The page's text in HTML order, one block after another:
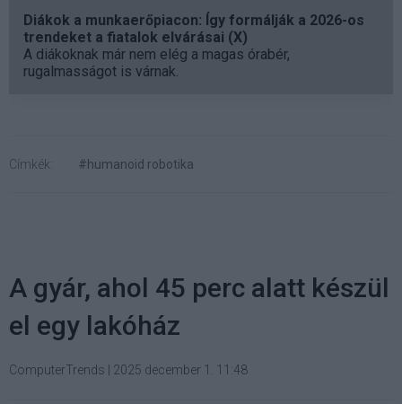
Diákok a munkaerőpiacon: Így formálják a 2026-os
trendeket a fiatalok elvárásai (X)
A diákoknak már nem elég a magas órabér,
rugalmasságot is várnak.
Címkék: #humanoid robotika
A gyár, ahol 45 perc alatt készül
el egy lakóház
ComputerTrends 2025 december 1. 11:48